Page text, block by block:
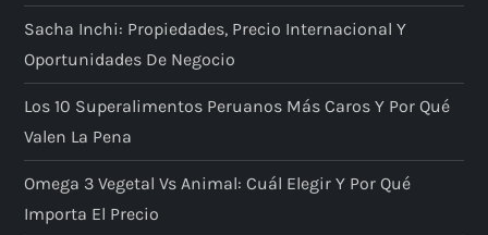
Sacha Inchi: Propiedades, Precio Internacional Y
Oportunidades De Negocio
Los 10 Superalimentos Peruanos Más Caros Y Por Qué
Valen La Pena
Omega 3 Vegetal Vs Animal: Cuál Elegir Y Por Qué
Importa El Precio